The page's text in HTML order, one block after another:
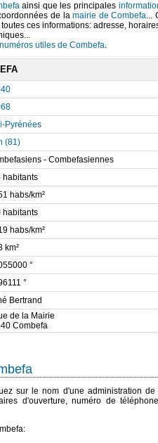
ainsi que les principales
de lamairie de Combefa...
ces informations: adresse,
numéros utiles de Combefa.
Pyrénées
(81)
- Combefasiennes
habitants
habs/km²
habitants
habs/km²
km²
°
°
Bertrand
de la Mairie
Combefa
sur le nom d'une administration
d'ouverture, numéro de